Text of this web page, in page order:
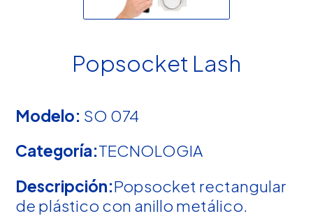
Popsocket Lash
Modelo: SO 074
Categoría:TECNOLOGIA
Descripción:Popsocket rectangular
de plástico con anillo metálico.